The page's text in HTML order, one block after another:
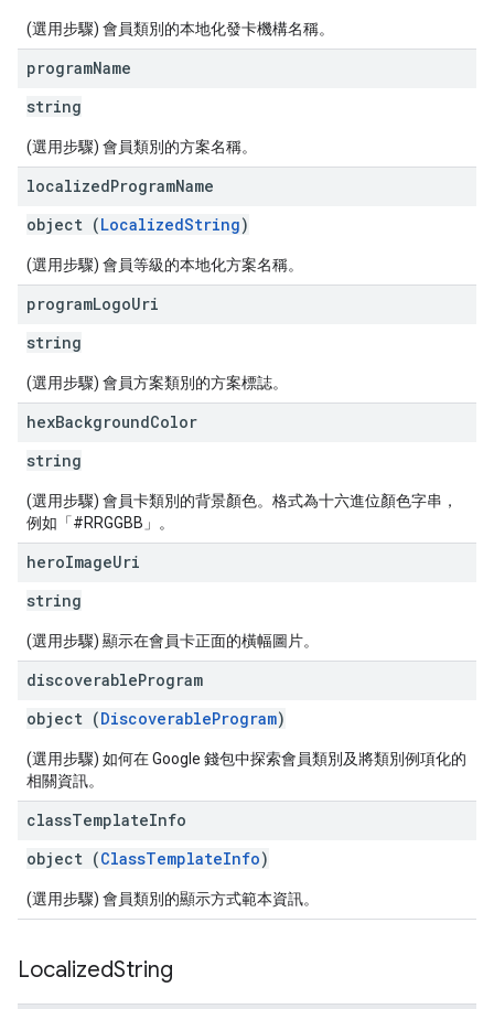
(選用步驟) 會員類別的本地化發卡機構名稱。
programName
string
(選用步驟) 會員類別的方案名稱。
localizedProgramName
object (LocalizedString)
(選用步驟) 會員等級的本地化方案名稱。
programLogoUri
string
(選用步驟) 會員方案類別的方案標誌。
hexBackgroundColor
string
(選用步驟) 會員卡類別的背景顏色。格式為十六進位顏色字串，
例如「#RRGGBB」。
heroImageUri
string
(選用步驟) 顯示在會員卡正面的橫幅圖片。
discoverableProgram
object (DiscoverableProgram)
(選用步驟) 如何在 Google 錢包中探索會員類別及將類別例項化的
相關資訊。
classTemplateInfo
object (ClassTemplateInfo)
(選用步驟) 會員類別的顯示方式範本資訊。
LocalizedString